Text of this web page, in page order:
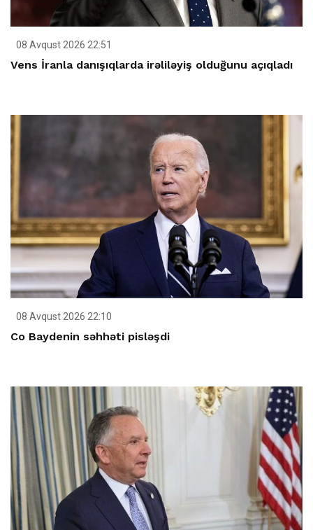
08 Avqust 2026 22:51
Vens İranla danışıqlarda irəliləyiş olduğunu açıqladı
08 Avqust 2026 22:10
Co Baydenin səhhəti pisləşdi